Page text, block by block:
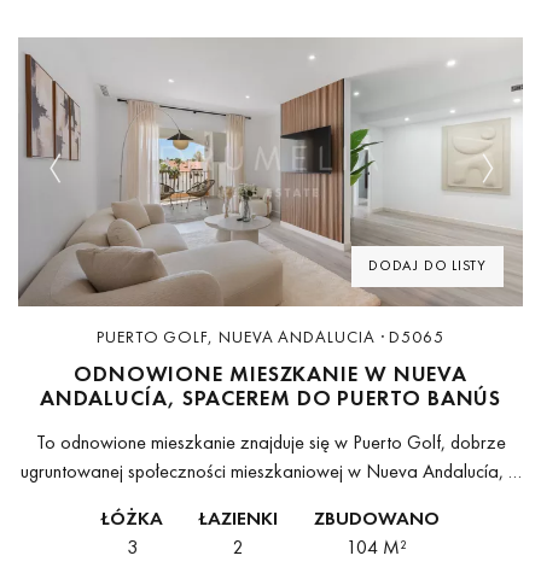
DODAJ DO LISTY
Previous Next
PUERTO GOLF, NUEVA ANDALUCIA · D5065
ODNOWIONE MIESZKANIE W NUEVA
ANDALUCÍA, SPACEREM DO PUERTO BANÚS
To odnowione mieszkanie znajduje się w Puerto Golf, dobrze
ugruntowanej społeczności mieszkaniowej w Nueva Andalucía, w
pierwszym piętrze i została całkowicie odnowiona...
ŁÓŻKA
3
ŁAZIENKI
2
ZBUDOWANO
104 M²